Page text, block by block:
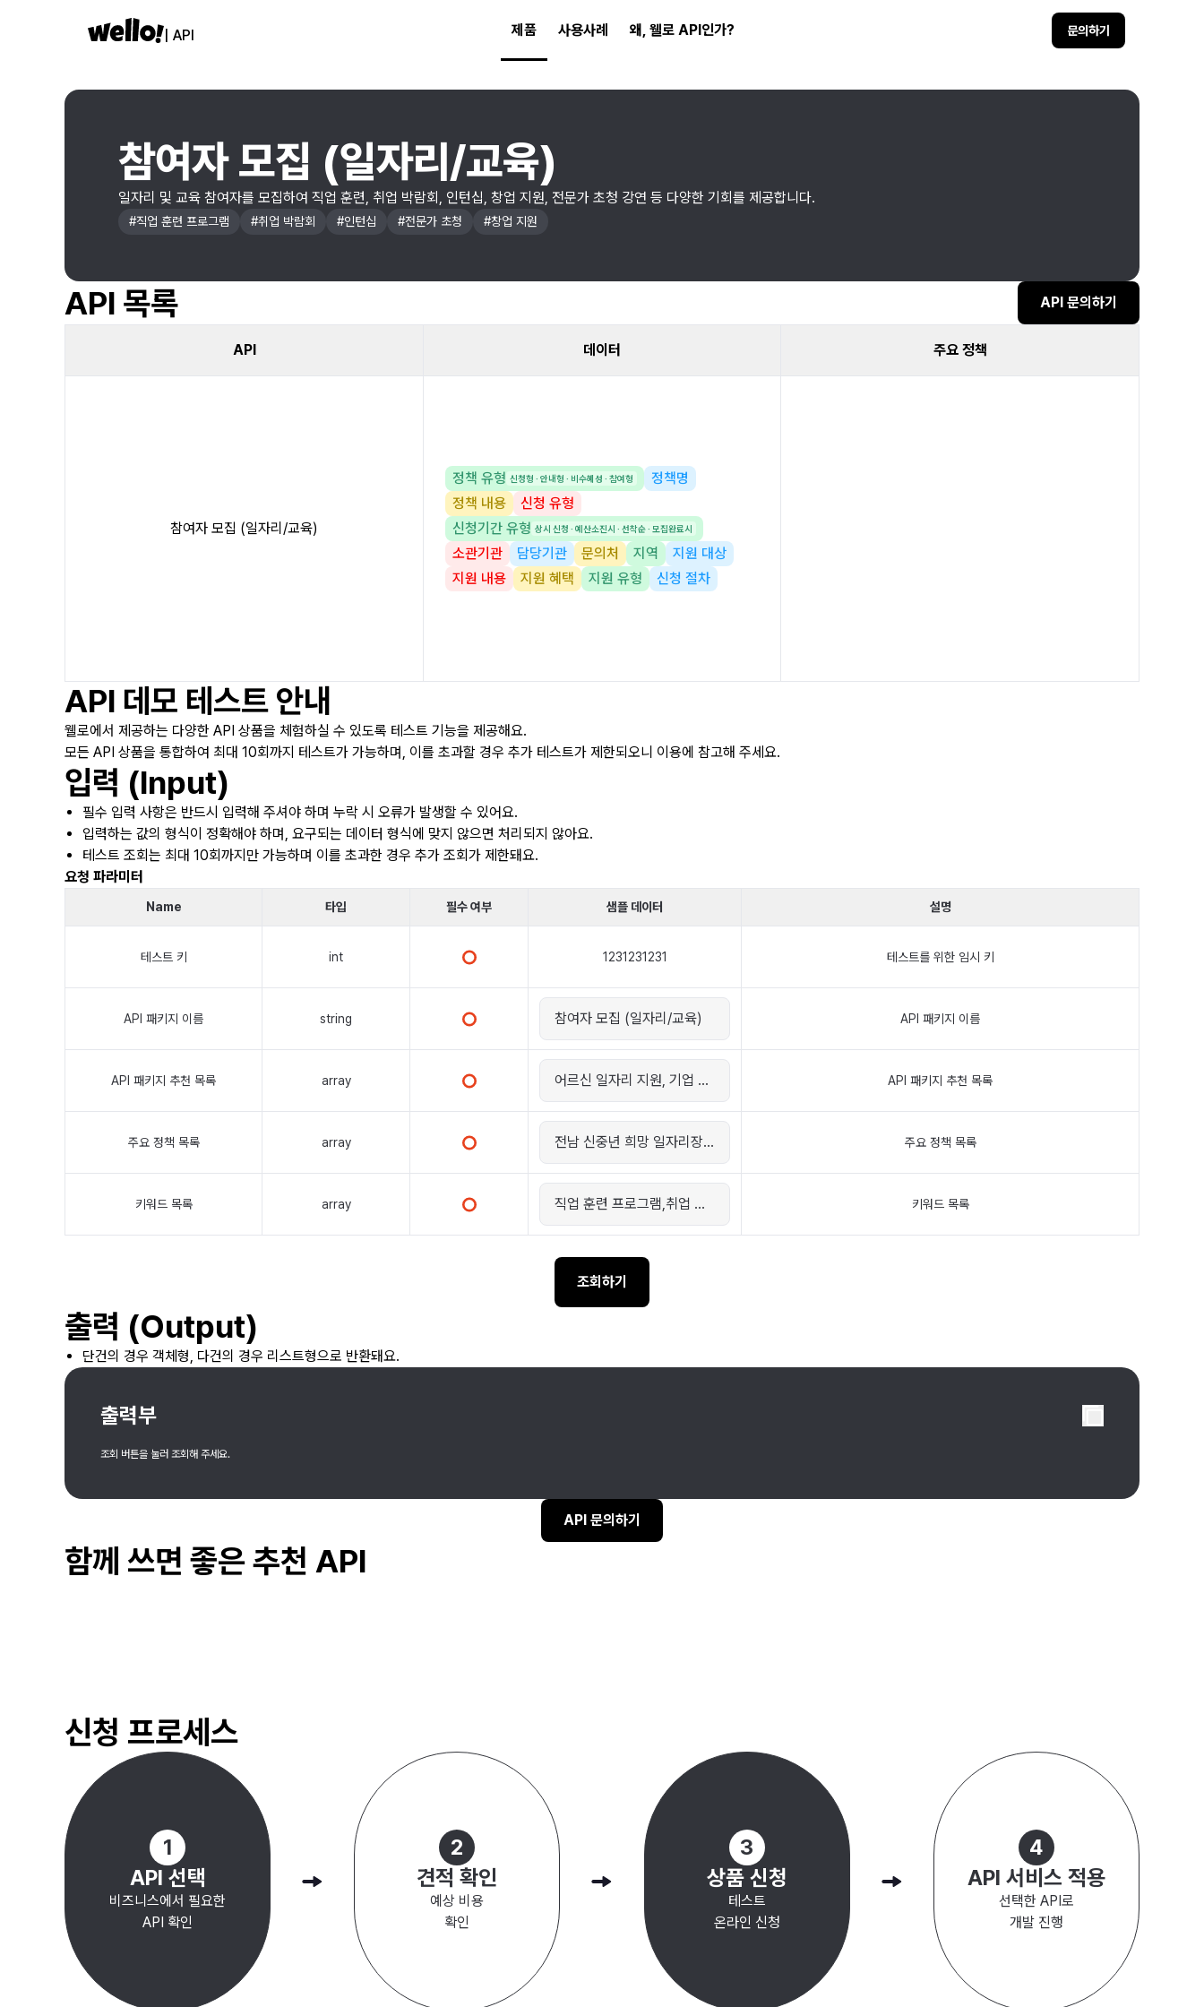
| API 제품 사용사례 왜, 웰로 API인가? 문의하기
참여자 모집 (일자리/교육)
일자리 및 교육 참여자를 모집하여 직업 훈련, 취업 박람회, 인턴십, 창업 지원, 전문가 초청 강연 등 다양한 기회를 제공합니다.
#직업 훈련 프로그램 #취업 박람회 #인턴십 #전문가 초청 #창업 지원
API 목록 API 문의하기
API 데이터 주요 정책
참여자 모집 (일자리/교육)
정책 유형 신청형 · 안내형 · 비수혜성 · 참여형
정책명
정책 내용
신청 유형
신청기간 유형 상시 신청 · 예산소진시 · 선착순 · 모집완료시
소관기관 담당기관 문의처 지역
지원 대상
지원 내용
지원 혜택 지원 유형 신청 절차
API 데모 테스트 안내
웰로에서 제공하는 다양한 API 상품을 체험하실 수 있도록 테스트 기능을 제공해요.
모든 API 상품을 통합하여 최대 10회까지 테스트가 가능하며, 이를 초과할 경우 추가 테스트가 제한되오니 이용에 참고해 주세요.
입력 (Input)
필수 입력 사항은 반드시 입력해 주셔야 하며 누락 시 오류가 발생할 수 있어요.
입력하는 값의 형식이 정확해야 하며, 요구되는 데이터 형식에 맞지 않으면 처리되지 않아요.
테스트 조회는 최대 10회까지만 가능하며 이를 초과한 경우 추가 조회가 제한돼요.
요청 파라미터
Name 타입 필수 여부 샘플 데이터 설명
테스트 키 int 1231231231 테스트를 위한 임시 키
API 패키지 이름 string API 패키지 이름
API 패키지 추천 목록 array API 패키지 추천 목록
주요 정책 목록 array 주요 정책 목록
키워드 목록 array 키워드 목록
조회하기
출력 (Output)
단건의 경우 객체형, 다건의 경우 리스트형으로 반환돼요.
출력부
조회 버튼을 눌러 조회해 주세요.
API 문의하기
함께 쓰면 좋은 추천 API
#고령자 고용 촉진 #
노인 고용 지원금
노인 일자리 사업 #
#
직업 훈련 지원 #청년 취업 지원
취업 컨설팅
#창업 지원 # #취업 박람회
신청 프로세스
1
API 선택
비즈니스에서 필요한
API 확인
2
견적 확인
예상 비용
확인
3
상품 신청
테스트
온라인 신청
4
API 서비스 적용
선택한 API로
개발 진행